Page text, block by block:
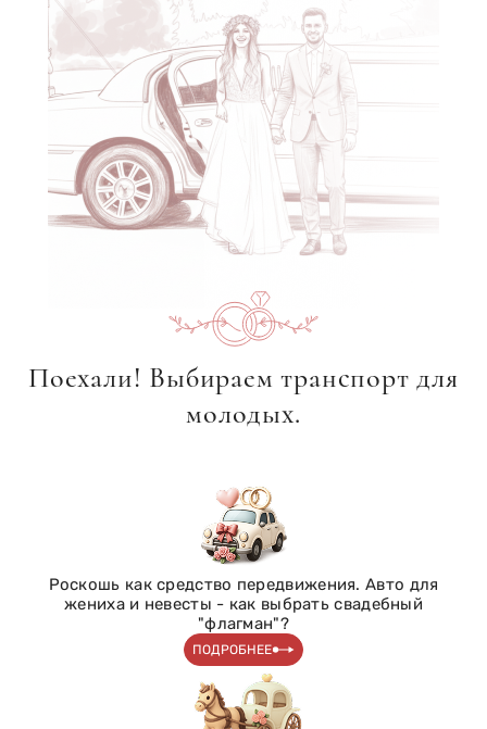
Поехали! Выбираем транспорт для
молодых.
Роскошь как средство передвижения. Авто для
жениха и невесты - как выбрать свадебный
"флагман"?
ПОДРОБНЕЕ